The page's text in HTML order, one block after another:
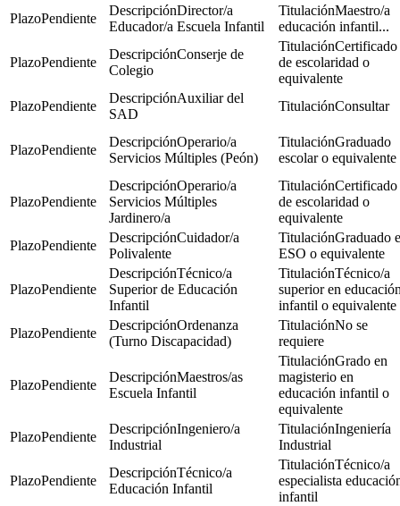
Pendiente
Director/a
Educador/a Escuela Infantil
Maestro/a
educación infantil...
Pendiente
Conserje de
Colegio
Certificado
de escolaridad o
equivalente
Pendiente
Auxiliar del
SAD
Consultar
Pendiente
Operario/a
Servicios Múltiples (Peón)
Graduado
escolar o equivalente
Pendiente
Operario/a
Servicios Múltiples
Jardinero/a
Certificado
de escolaridad o
equivalente
Pendiente
Cuidador/a
Polivalente
Graduado
ESO o equivalente
Pendiente
Técnico/a
Superior de Educación
Infantil
Técnico/a
superior en
infantil o equivalente
Pendiente
Ordenanza
(Turno Discapacidad)
No se
requiere
Pendiente
Maestros/as
Escuela Infantil
Grado en
magisterio en
educación infantil o
equivalente
Pendiente
Ingeniero/a
Industrial
Ingeniería
Industrial
Pendiente
Técnico/a
Educación Infantil
Técnico/a
especialista
infantil